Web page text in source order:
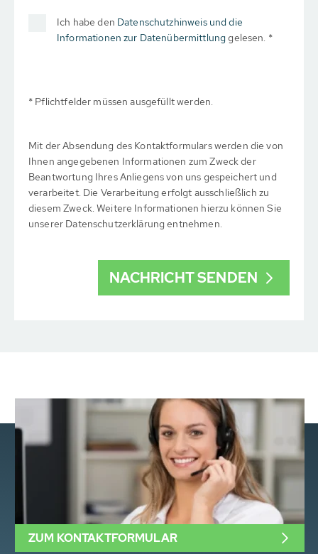
Ich habe den Datenschutzhinweis und die
Informationen zur Datenübermittlunggelesen. *
* Pflichtfelder müssen ausgefüllt werden.
Mit der Absendung des Kontaktformulars werden die von
Ihnen angegebenen Informationen zum Zweck der
Beantwortung Ihres Anliegens von uns gespeichert und
verarbeitet. Die Verarbeitung erfolgt ausschließlich zu
diesem Zweck. Weitere Informationen hierzu können Sie
unserer Datenschutzerklärung entnehmen.
ZUM KONTAKTFORMULAR